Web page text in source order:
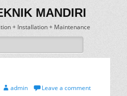
MANDIRI
+ Installation + Maintenance
Author
admin Leave a comment